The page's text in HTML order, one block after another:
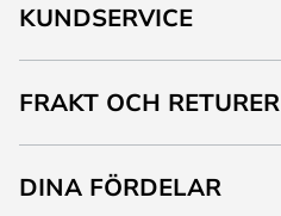
KUNDSERVICE
FRAKT OCH RETURER
DINA FÖRDELAR